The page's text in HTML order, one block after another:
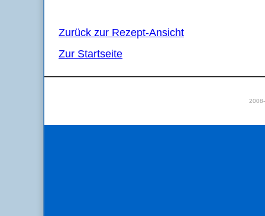
Zurück zur Rezept-Ansicht
Zur Startseite